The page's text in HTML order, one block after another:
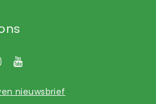
nieuwsbrief